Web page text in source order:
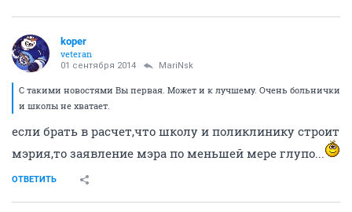
koper
veteran
01 сентября 2014 MariNsk
С такими новостями Вы первая. Может и к лучшему. Очень больнички
и школы не хватает.
если брать в расчет,что школу и поликлинику строит
мэрия,то заявление мэра по меньшей мере глупо...
ОТВЕТИТЬ